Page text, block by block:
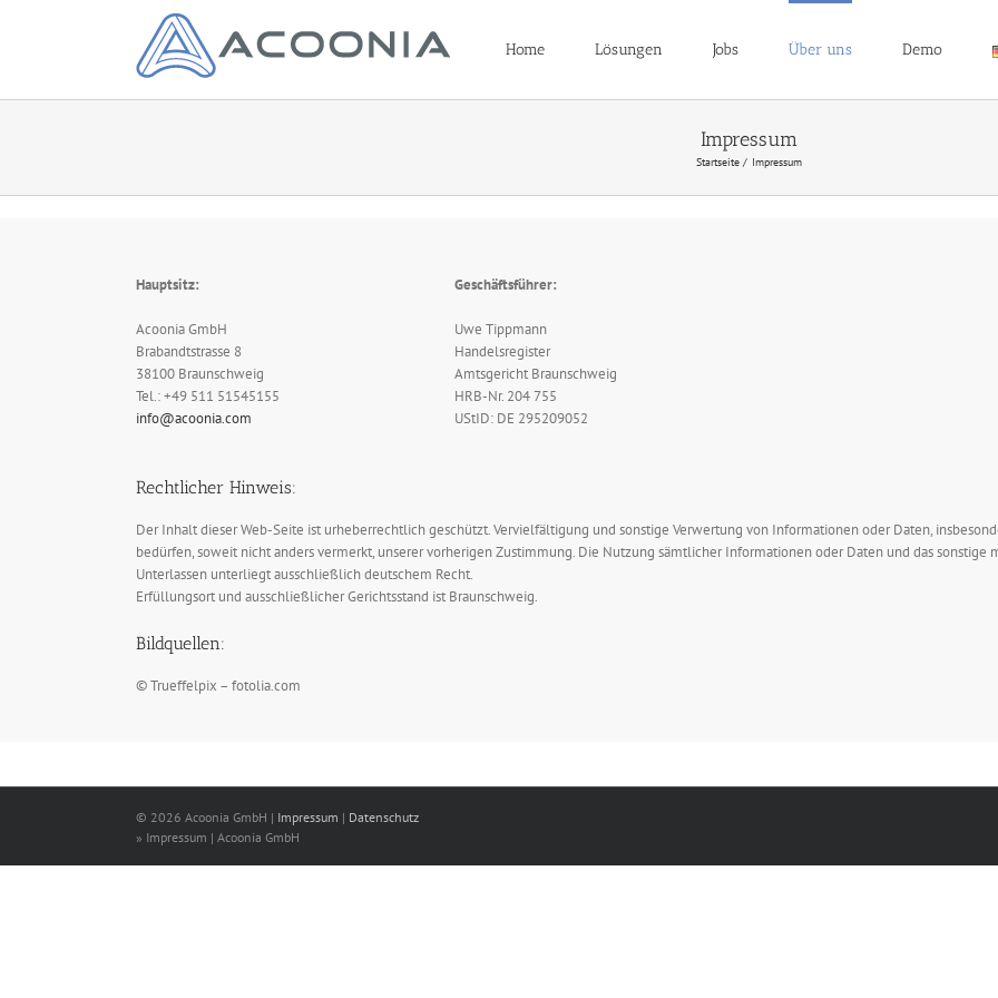
Home Lösungen Jobs Über uns Demo
Impressum
Startseite Impressum
Hauptsitz:
Acoonia GmbH
Brabandtstrasse 8
38100 Braunschweig
Tel.: +49 511 51545155
info@acoonia.com
Geschäftsführer:
Uwe Tippmann
Handelsregister
Amtsgericht Braunschweig
HRB-Nr. 204 755
UStID: DE 295209052
Rechtlicher Hinweis:
Der Inhalt dieser Web-Seite ist urheberrechtlich geschützt. Vervielfältigung und sonstige Verwertung von Informationen oder Daten,
bedürfen, soweit nicht anders vermerkt, unserer vorherigen Zustimmung. Die Nutzung sämtlicher Informationen oder Daten und das
Unterlassen unterliegt ausschließlich deutschem Recht.
Erfüllungsort und ausschließlicher Gerichtsstand ist Braunschweig.
Bildquellen:
© Trueffelpix – fotolia.com
© 2026 Acoonia GmbH | Impressum | Datenschutz
» Impressum | Acoonia GmbH